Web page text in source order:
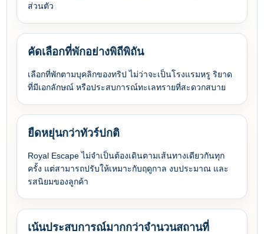
ส่วนตัว
คัดเลือกที่พักอย่างพิถีพิถัน
เลือกที่พักตามบุคลิกของทริป ไม่ว่าจะเป็นโรงแรมหรู ริยาด
ที่มีเอกลักษณ์ หรือประสบการณ์ทะเลทรายที่สะดวกสบาย
ยืดหยุ่นกว่าทัวร์ปกติ
Royal Escape ไม่จำเป็นต้องเดินตามเส้นทางเดียวกันทุก
ครั้ง แต่สามารถปรับให้เหมาะกับฤดูกาล งบประมาณ และ
รสนิยมของลูกค้า
เน้นประสบการณ์มากกว่าจำนวนสถานที่